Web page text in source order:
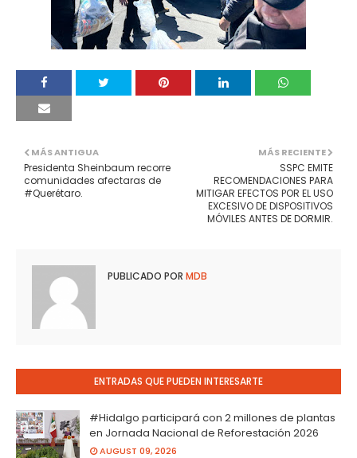
MÁS RECIENTE
SSPC EMITE
RECOMENDACIONES PARA
MITIGAR EFECTOS POR EL USO
EXCESIVO DE DISPOSITIVOS
MÓVILES ANTES DE DORMIR.
MÁS ANTIGUA
Presidenta Sheinbaum recorre
comunidades afectaras de
#Querétaro.
PUBLICADO POR MDB
ENTRADAS QUE PUEDEN INTERESARTE
#Hidalgo participará con 2 millones de plantas
en Jornada Nacional de Reforestación 2026
AUGUST 09, 2026